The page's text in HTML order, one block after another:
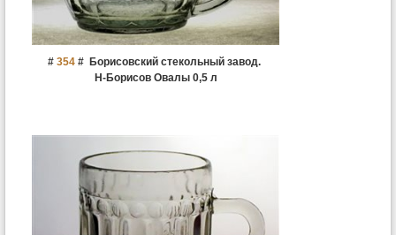
# 354 # Борисовский стекольный завод.
Н-Борисов Овалы 0,5 л